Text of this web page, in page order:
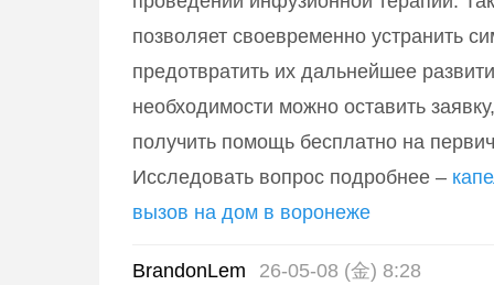
позволяет своевременно устранить
предотвратить их дальнейшее
необходимости можно оставить
получить помощь бесплатно на
Исследовать вопрос подробнее –
вызов на дом в воронеже
BrandonLem
26-05-08 (金) 8:28